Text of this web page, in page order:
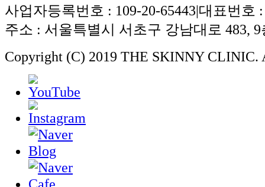
사업자등록번호 : 109-20-65443|대표번호 :
주소 : 서울특별시 서초구 강남대로 483,
Copyright (C) 2019 THE SKINNY CLINIC.